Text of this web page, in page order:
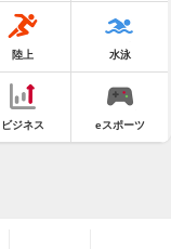
陸上 水泳
ビジネス eスポーツ